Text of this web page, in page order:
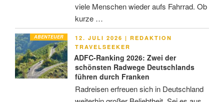
viele Menschen wieder aufs Fahrrad. Ob
kurze …
ABENTEUER
VERÖFFENTLICHT
AM
12. JULI 2026 | REDAKTION
TRAVELSEEKER
ADFC-Ranking 2026: Zwei der
schönsten Radwege Deutschlands
führen durch Franken
Radreisen erfreuen sich in Deutschland